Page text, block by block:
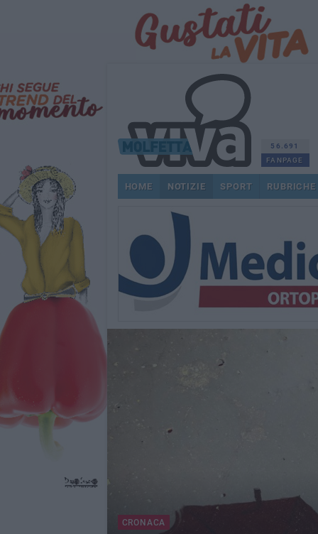
56.691
FANPAGE
HOME NOTIZIE SPORT RUBRICHE
CRONACA